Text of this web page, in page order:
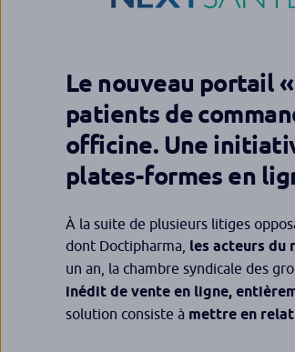
Le nouveau portail
patients de
officine. Une
plates-formes en
À la suite de plusieurs litiges
dont Doctipharma, les acteurs du
un an, la chambre syndicale des
inédit de vente en ligne,
solution consiste à mettre en